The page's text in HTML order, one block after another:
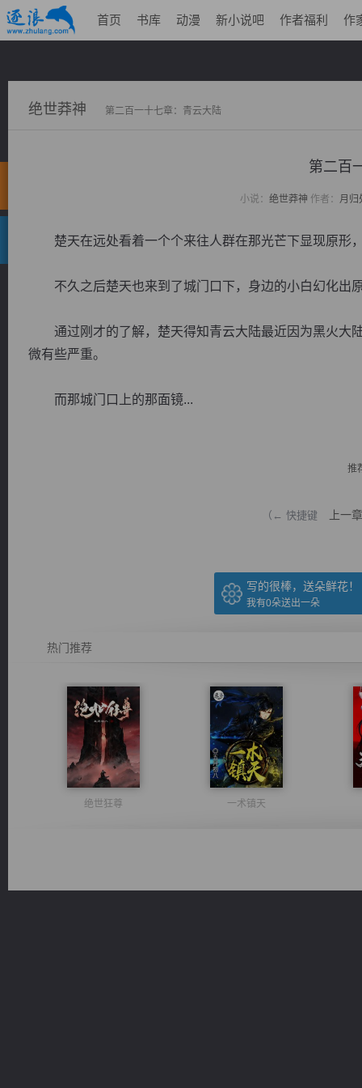
首页 书库 动漫 新小说吧 作者福利 作
绝世莽神 第二百一十七章：青云大陆
第二百
小说： 绝世莽神 作者： 月归
楚天在远处看着一个个来往人群在那光芒下显现原形
不久之后楚天也来到了城门口下，身边的小白幻化出
通过刚才的了解，楚天得知青云大陆最近因为黑火大
微有些严重。
而那城门口上的那面镜...
推
（← 快捷键 上一章
写的很棒，送朵鲜花！
我有0朵送出一朵
热门推荐
绝世狂尊 一术镇天